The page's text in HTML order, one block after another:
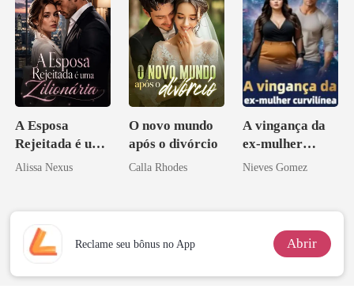
A Esposa
Rejeitada é uma
Zilionária
Alissa Nexus
O novo mundo
após o divórcio
Calla Rhodes
A vingança da
ex-mulher
curvilínea
Nieves Gomez
Reclame seu bônus no App Abrir